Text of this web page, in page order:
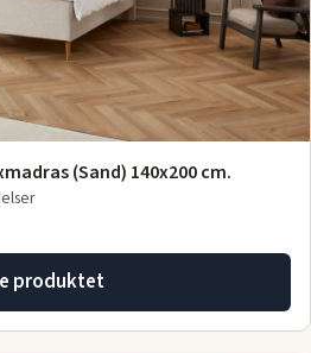
(Sand) 140x200 cm.
produktet